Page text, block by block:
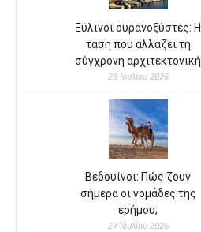
Ξύλινοι ουρανοξύστες: Η
τάση που αλλάζει τη
σύγχρονη αρχιτεκτονική
28 Ιουλίου 2026
Βεδουίνοι: Πώς ζουν
σήμερα οι νομάδες της
ερήμου;
27 Ιουλίου 2026